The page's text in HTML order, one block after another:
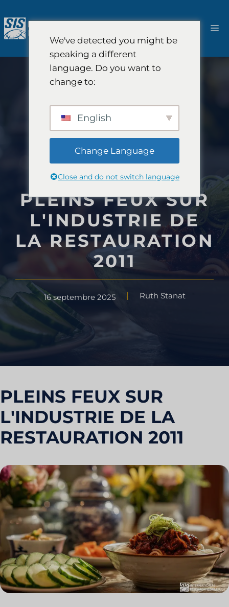
au
contenu
PLEINS FEUX SUR
L'INDUSTRIE DE
LA RESTAURATION
2011
16 septembre 2025 Ruth Stanat
PLEINS FEUX SUR
L'INDUSTRIE DE LA
RESTAURATION 2011
We've detected you might be
speaking a different
language. Do you want to
change to:
English
Change Language
Close and do not switch language